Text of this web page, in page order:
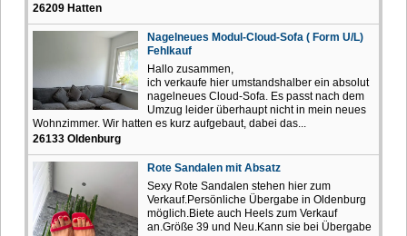
26209 Hatten
Nagelneues Modul-Cloud-Sofa ( Form U/L)
Fehlkauf
Hallo zusammen,
ich verkaufe hier umstandshalber ein absolut
nagelneues Cloud-Sofa. Es passt nach dem
Umzug leider überhaupt nicht in mein neues
Wohnzimmer. Wir hatten es kurz aufgebaut, dabei das...
26133 Oldenburg
Rote Sandalen mit Absatz
Sexy Rote Sandalen stehen hier zum
Verkauf.Persönliche Übergabe in Oldenburg
möglich.Biete auch Heels zum Verkauf
an.Größe 39 und Neu.Kann sie bei Übergabe